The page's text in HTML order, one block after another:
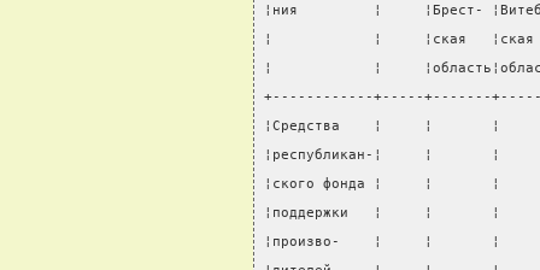
¦ния         ¦     ¦Брест- ¦Витеб-
¦            ¦     ¦ская   ¦ская
¦            ¦
+------------+-----+-------
¦Средства    ¦     ¦
¦республикан-¦     ¦
¦ского фонда ¦     ¦
¦поддержки   ¦     ¦
¦произво-    ¦     ¦